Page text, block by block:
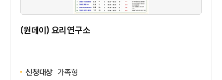
(원데이) 요리연구소
신청대상 가족형